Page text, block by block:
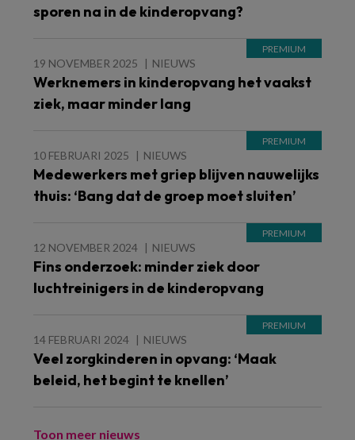
sporen na in de kinderopvang?
19 NOVEMBER 2025 NIEUWS
Werknemers in kinderopvang het vaakst
ziek, maar minder lang
10 FEBRUARI 2025 NIEUWS
Medewerkers met griep blijven nauwelijks
thuis: ‘Bang dat de groep moet sluiten’
12 NOVEMBER 2024 NIEUWS
Fins onderzoek: minder ziek door
luchtreinigers in de kinderopvang
14 FEBRUARI 2024 NIEUWS
Veel zorgkinderen in opvang: ‘Maak
beleid, het begint te knellen’
Toon meer nieuws